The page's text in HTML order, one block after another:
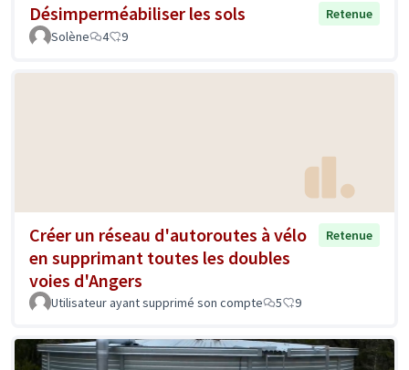
Désimperméabiliser les sols
Retenue
Solène
4 9
Créer un réseau d'autoroutes à vélo
en supprimant toutes les doubles
voies d'Angers
Retenue
Utilisateur ayant supprimé son compte 5 9